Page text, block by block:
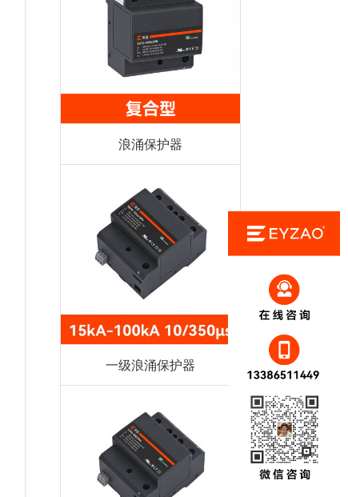
浪涌保护器
一级浪涌保护器